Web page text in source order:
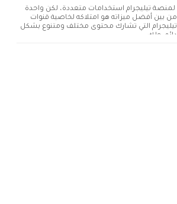
لمنصة تيليجرام استخدامات متعددة، لكن واحدة
من بين أفضل ميزاته هو امتلاكه لخاصية قنوات
تيليجرام التي تشارك محتوى مختلف ومتنوع بشكل
دائم. ولك...